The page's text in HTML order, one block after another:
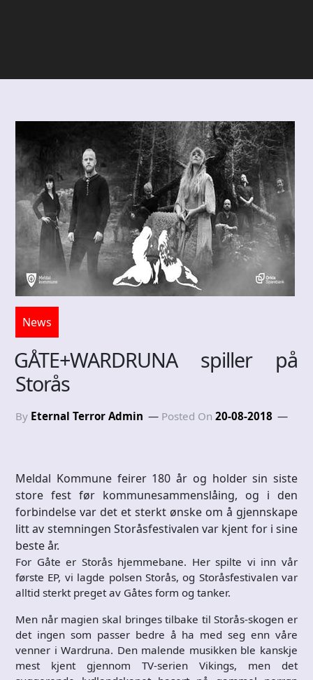
News
GÅTE+WARDRUNA spiller på
Storås
By Eternal Terror Admin Posted On 20-08-2018
Meldal Kommune feirer 180 år og holder sin siste
store fest før kommunesammenslåing, og i den
forbindelse var det et sterkt ønske om å gjennskape
litt av stemningen Storåsfestivalen var kjent for i sine
beste år.
For Gåte er Storås hjemmebane. Her spilte vi inn vår
første EP, vi lagde polsen Storås, og Storåsfestivalen var
alltid sterkt preget av Gåtes form og tanker.
Men når magien skal bringes tilbake til Storås-skogen er
det ingen som passer bedre å ha med seg enn våre
venner i Wardruna. Den malende musikken ble kanskje
mest kjent gjennom TV-serien Vikings, men det